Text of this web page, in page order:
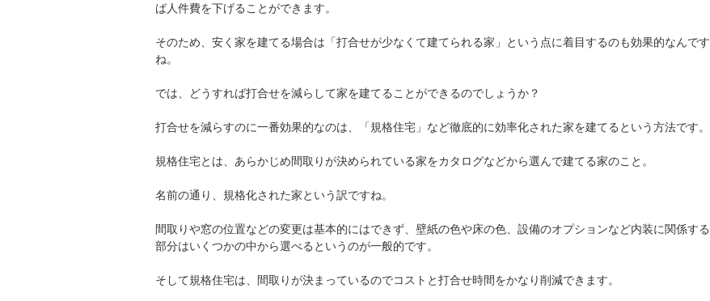
ば人件費を下げることができます。
そのため、安く家を建てる場合は「打合せが少なくて建てられる家」という点に着目するのも効果的なんです
ね。
では、どうすれば打合せを減らして家を建てることができるのでしょうか？
打合せを減らすのに一番効果的なのは、「規格住宅」など徹底的に効率化された家を建てるという方法です。
規格住宅とは、あらかじめ間取りが決められている家をカタログなどから選んで建てる家のこと。
名前の通り、規格化された家という訳ですね。
間取りや窓の位置などの変更は基本的にはできず、壁紙の色や床の色、設備のオプションなど内装に関係する
部分はいくつかの中から選べるというのが一般的です。
そして規格住宅は、間取りが決まっているのでコストと打合せ時間をかなり削減できます。